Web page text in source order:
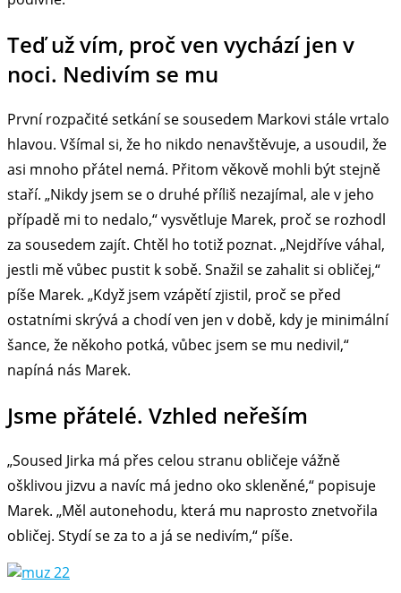
Teď už vím, proč ven vychází jen v
noci. Nedivím se mu
První rozpačité setkání se sousedem Markovi stále vrtalo
hlavou. Všímal si, že ho nikdo nenavštěvuje, a usoudil, že
asi mnoho přátel nemá. Přitom věkově mohli být stejně
staří. „Nikdy jsem se o druhé příliš nezajímal, ale v jeho
případě mi to nedalo,“ vysvětluje Marek, proč se rozhodl
za sousedem zajít. Chtěl ho totiž poznat. „Nejdříve váhal,
jestli mě vůbec pustit k sobě. Snažil se zahalit si obličej,“
píše Marek. „Když jsem vzápětí zjistil, proč se před
ostatními skrývá a chodí ven jen v době, kdy je minimální
šance, že někoho potká, vůbec jsem se mu nedivil,“
napíná nás Marek.
Jsme přátelé. Vzhled neřeším
„Soused Jirka má přes celou stranu obličeje vážně
ošklivou jizvu a navíc má jedno oko skleněné,“ popisuje
Marek. „Měl autonehodu, která mu naprosto znetvořila
obličej. Stydí se za to a já se nedivím,“ píše.